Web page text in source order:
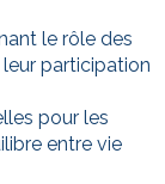
le rôle des
participation
pour les
entre vie